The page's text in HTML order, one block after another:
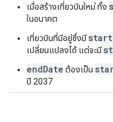
เมื่อสร้างเที่ยวบินใหม่ ทั้ง
ในอนาคต
เที่ยวบินที่มีอยู่ซึ่งมี
เปลี่ยนแปลงได้ แต่จะมี
endDate ต้องเป็น
ปี 2037